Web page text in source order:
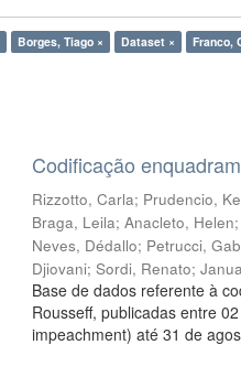
Borges, Tiago × Dataset × Franco,
Codificação
Rizzotto, Carla; Prudencio,
Braga, Leila;Anacleto, Helen;
Neves, Dédallo; Petrucci,
Djiovani;Sordi, Renato;
Base de dados referente à
Rousseff, publicadas entre
impeachment) até 31 de